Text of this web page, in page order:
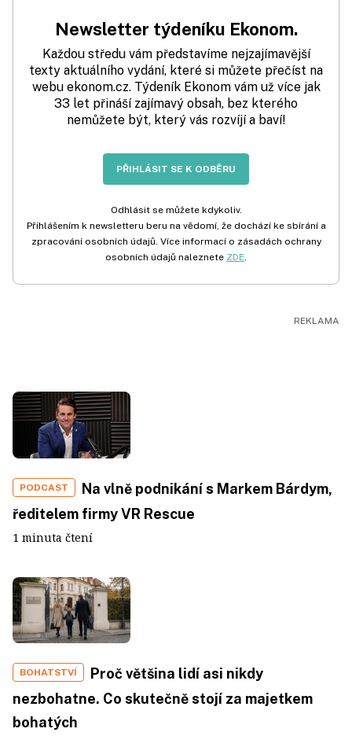
Newsletter týdeníku Ekonom.
Každou středu vám představíme nejzajímavější
texty aktuálního vydání, které si můžete přečíst na
webu ekonom.cz. Týdeník Ekonom vám už více jak
33 let přináší zajímavý obsah, bez kterého
nemůžete být, který vás rozvíjí a baví!
PŘIHLÁSIT SE K ODBĚRU
Odhlásit se můžete kdykoliv.
Přihlášením k newsletteru beru na vědomí, že dochází ke sbírání a
zpracování osobních údajů. Více informací o zásadách ochrany
osobních údajů naleznete ZDE.
PODCAST
Na vlně podnikání s Markem Bárdym,
ředitelem firmy VR Rescue
1 minuta čtení
BOHATSTVÍ
Proč většina lidí asi nikdy
nezbohatne. Co skutečně stojí za majetkem
bohatých